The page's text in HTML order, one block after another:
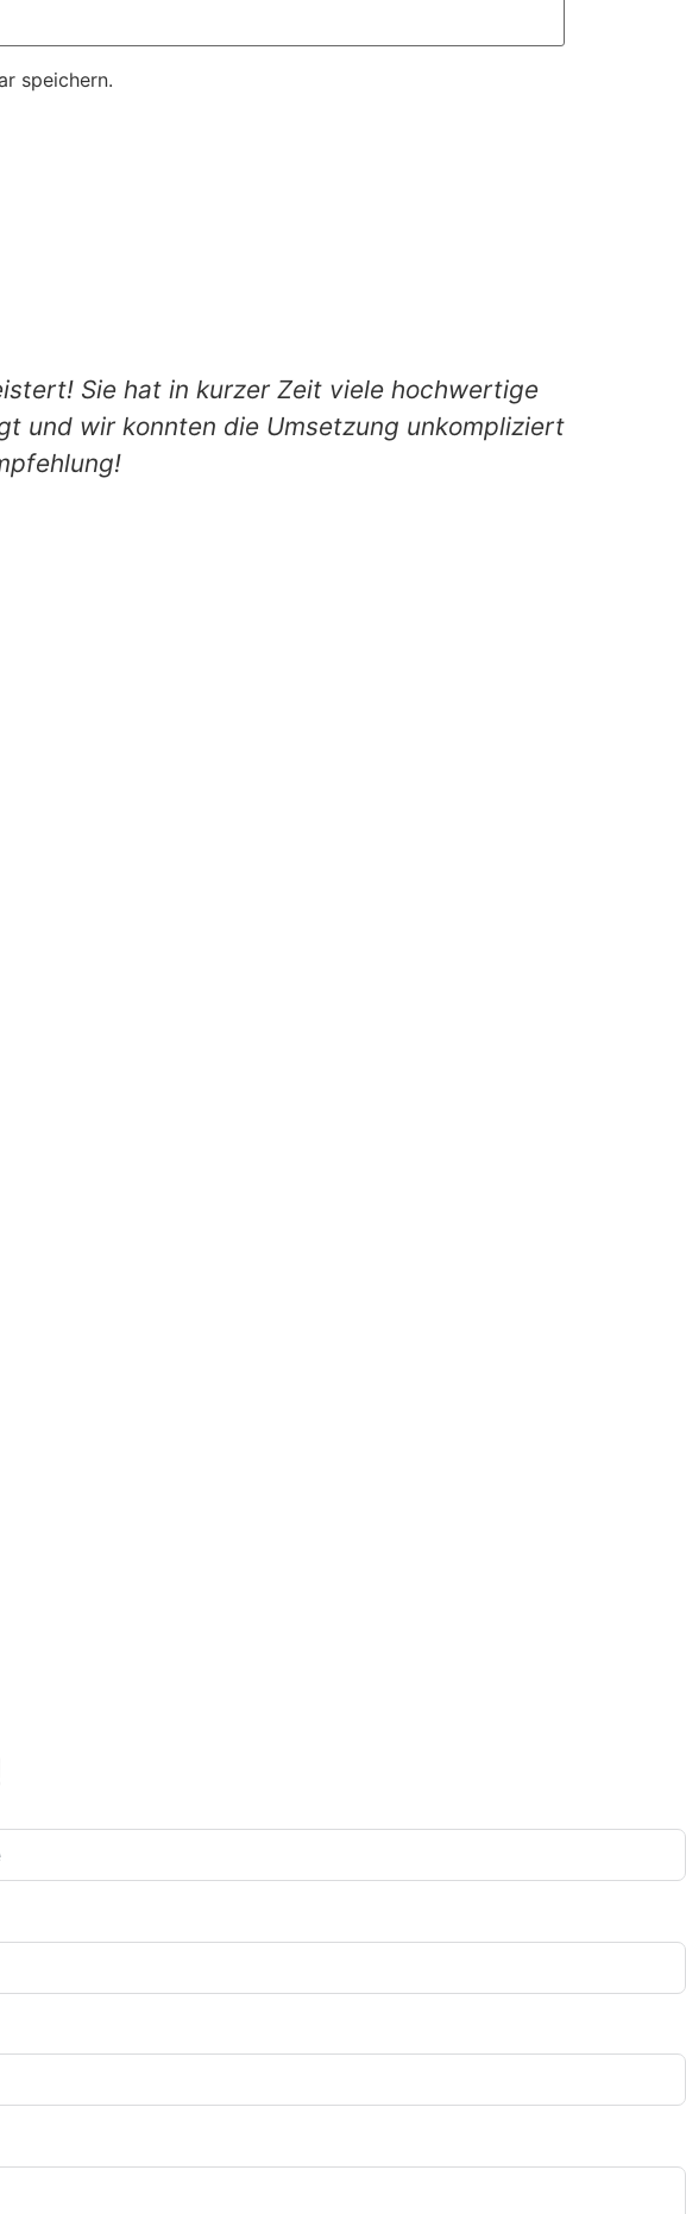
speichern.
Sie hat in kurzer Zeit viele hochwertige
und wir konnten die Umsetzung unkompliziert